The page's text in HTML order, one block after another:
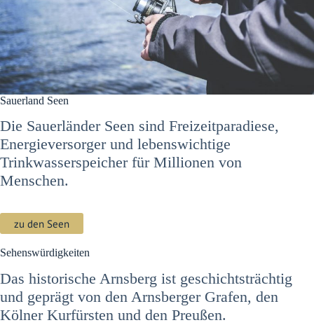
Sauerland Seen
Die Sauerländer Seen sind Freizeitparadiese,
Energieversorger und lebenswichtige
Trinkwasserspeicher für Millionen von
Menschen.
zu den Seen
Sehenswürdigkeiten
Das historische Arnsberg ist geschichtsträchtig
und geprägt von den Arnsberger Grafen, den
Kölner Kurfürsten und den Preußen.